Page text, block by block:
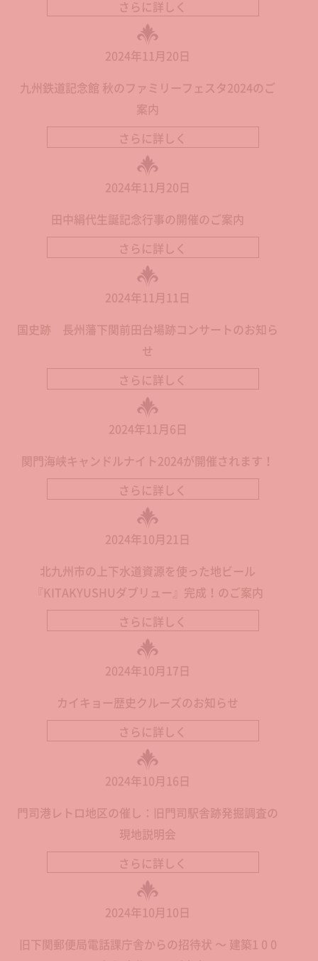
さらに詳しく
2024年11月20日
九州鉄道記念館 秋のファミリーフェスタ2024のご
案内
さらに詳しく
2024年11月20日
田中絹代生誕記念行事の開催のご案内
さらに詳しく
2024年11月11日
国史跡 長州藩下関前田台場跡コンサートのお知ら
せ
さらに詳しく
2024年11月6日
関門海峡キャンドルナイト2024が開催されます！
さらに詳しく
2024年10月21日
北九州市の上下水道資源を使った地ビール
『KITAKYUSHUダブリュー』完成！のご案内
さらに詳しく
2024年10月17日
カイキョー歴史クルーズのお知らせ
さらに詳しく
2024年10月16日
門司港レトロ地区の催し：旧門司駅舎跡発掘調査の
現地説明会
さらに詳しく
2024年10月10日
旧下関郵便局電話課庁舎からの招待状 ～ 建築1 0 0